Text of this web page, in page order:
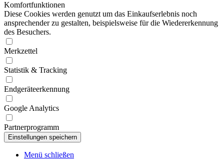
Komfortfunktionen
Diese Cookies werden genutzt um das Einkaufserlebnis noch
ansprechender zu gestalten, beispielsweise für die Wiedererkennung
des Besuchers.
Merkzettel
Statistik & Tracking
Endgeräteerkennung
Google Analytics
Partnerprogramm
Menü schließen